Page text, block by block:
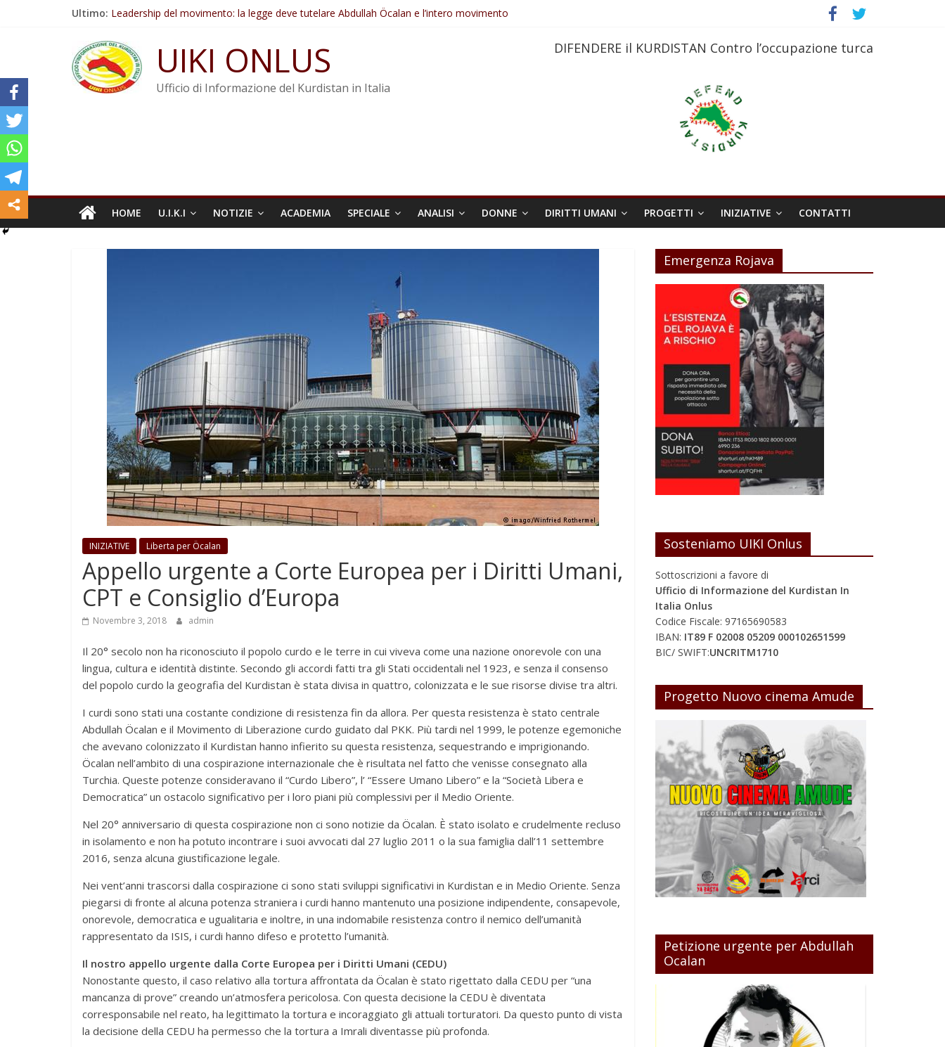
Ultimo: Leadership del movimento: la legge deve tutelare Abdullah Öcalan e l’intero movimento
Non tenere conto della situazione di Rêber Apo ostacolerebbe l’attuazione della legge
Il KNK chiede un’azione internazionale contro i crimini di guerra dell’Iran
Abdullah Öcalan: Le legge negativa deve essere trasformata in legge positiva
UIKI ONLUS
Ufficio di Informazione del Kurdistan in Italia
DIFENDERE il KURDISTAN Contro l’occupazione turca
HOME U.I.K.I NOTIZIE ACADEMIA SPECIALE ANALISI DONNE DIRITTI UMANI PROGETTI INIZIATIVE CONTATTI
INIZIATIVE Liberta per Öcalan
Appello urgente a Corte Europea per i Diritti Umani,
CPT e Consiglio d’Europa
Novembre 3, 2018 admin
Il 20° secolo non ha riconosciuto il popolo curdo e le terre in cui viveva come una nazione onorevole con una
lingua, cultura e identità distinte. Secondo gli accordi fatti tra gli Stati occidentali nel 1923, e senza il consenso
del popolo curdo la geografia del Kurdistan è stata divisa in quattro, colonizzata e le sue risorse divise tra altri.
I curdi sono stati una costante condizione di resistenza fin da allora. Per questa resistenza è stato centrale
Abdullah Öcalan e il Movimento di Liberazione curdo guidato dal PKK. Più tardi nel 1999, le potenze egemoniche
che avevano colonizzato il Kurdistan hanno infierito su questa resistenza, sequestrando e imprigionando.
Öcalan nell’ambito di una cospirazione internazionale che è risultata nel fatto che venisse consegnato alla
Turchia. Queste potenze consideravano il “Curdo Libero”, l’ “Essere Umano Libero” e la “Società Libera e
Democratica” un ostacolo significativo per i loro piani più complessivi per il Medio Oriente.
Nel 20° anniversario di questa cospirazione non ci sono notizie da Öcalan. È stato isolato e crudelmente recluso
in isolamento e non ha potuto incontrare i suoi avvocati dal 27 luglio 2011 o la sua famiglia dall’11 settembre
2016, senza alcuna giustificazione legale.
Nei vent’anni trascorsi dalla cospirazione ci sono stati sviluppi significativi in Kurdistan e in Medio Oriente. Senza
piegarsi di fronte al alcuna potenza straniera i curdi hanno mantenuto una posizione indipendente, consapevole,
onorevole, democratica e ugualitaria e inoltre, in una indomabile resistenza contro il nemico dell’umanità
rappresentato da ISIS, i curdi hanno difeso e protetto l’umanità.
Il nostro appello urgente dalla Corte Europea per i Diritti Umani (CEDU)
Nonostante questo, il caso relativo alla tortura affrontata da Öcalan è stato rigettato dalla CEDU per “una
mancanza di prove” creando un’atmosfera pericolosa. Con questa decisione la CEDU è diventata
corresponsabile nel reato, ha legittimato la tortura e incoraggiato gli attuali torturatori. Da questo punto di vista
la decisione della CEDU ha permesso che la tortura a Imrali diventasse più profonda.
Emergenza Rojava
Sosteniamo UIKI Onlus
Sottoscrizioni a favore di
Ufficio di Informazione del Kurdistan In
Italia Onlus
Codice Fiscale: 97165690583
IBAN: IT89 F 02008 05209 000102651599
BIC/ SWIFT:UNCRITM1710
Progetto Nuovo cinema Amude
Petizione urgente per Abdullah
Ocalan